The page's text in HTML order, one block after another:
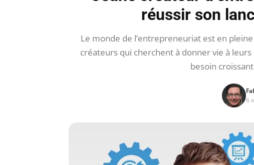
réussir son
Le monde de l’entrepreneuriat est en
créateurs qui cherchent à donner vie à
besoin
6